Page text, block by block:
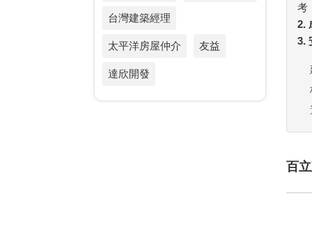
台灣建築經理
太平洋房屋仲介 友益
達欣開發
考
2.
3.
百